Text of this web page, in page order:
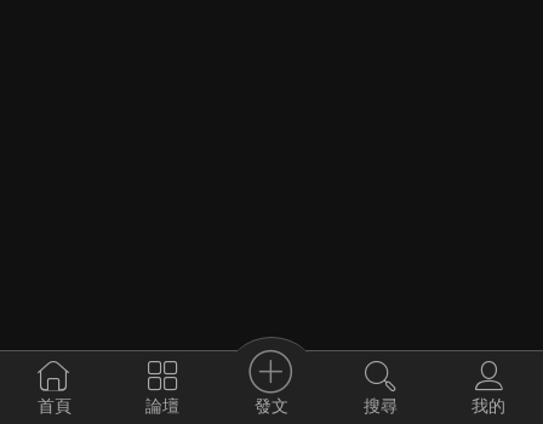
首頁 論壇 發文 搜尋 我的